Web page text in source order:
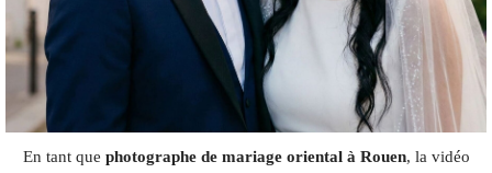
En tant que photographe de mariage oriental à Rouen, la vidéo